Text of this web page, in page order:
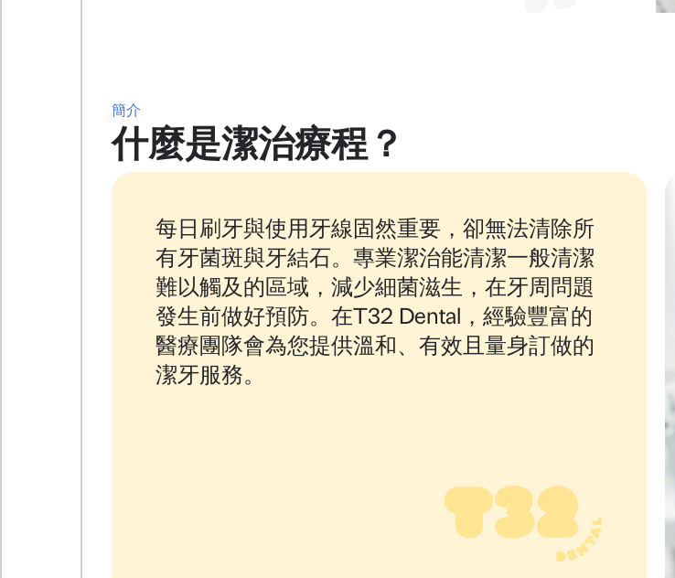
簡介
什麼是潔治療程？
每日刷牙與使用牙線固然重要，卻無法清除所
有牙菌斑與牙結石。專業潔治能清潔一般清潔
難以觸及的區域，減少細菌滋生，在牙周問題
發生前做好預防。在T32 Dental，經驗豐富的
醫療團隊會為您提供溫和、有效且量身訂做的
潔牙服務。